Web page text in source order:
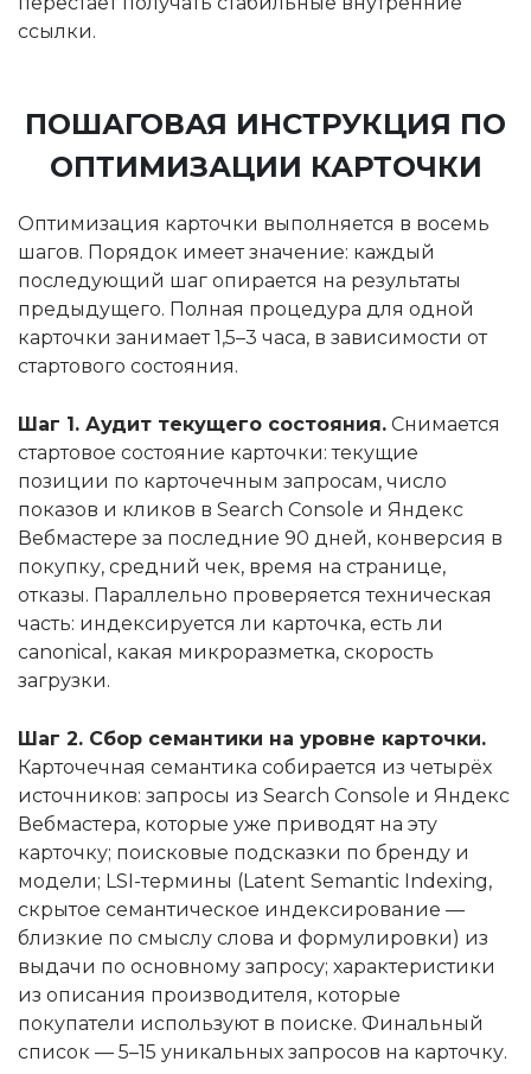
ссылки.
ПОШАГОВАЯ ИНСТРУКЦИЯ ПО
ОПТИМИЗАЦИИ КАРТОЧКИ
Оптимизация карточки выполняется в восемь
шагов. Порядок имеет значение: каждый
последующий шаг опирается на результаты
предыдущего. Полная процедура для одной
карточки занимает 1,5–3 часа, в зависимости от
стартового состояния.
Шаг 1. Аудит текущего состояния. Снимается
стартовое состояние карточки: текущие
позиции по карточечным запросам, число
показов и кликов в Search Console и Яндекс
Вебмастере за последние 90 дней, конверсия в
покупку, средний чек, время на странице,
отказы. Параллельно проверяется техническая
часть: индексируется ли карточка, есть ли
canonical, какая микроразметка, скорость
загрузки.
Шаг 2. Сбор семантики на уровне карточки.
Карточечная семантика собирается из четырёх
источников: запросы из Search Console и Яндекс
Вебмастера, которые уже приводят на эту
карточку; поисковые подсказки по бренду и
модели; LSI-термины (Latent Semantic Indexing,
скрытое семантическое индексирование —
близкие по смыслу слова и формулировки) из
выдачи по основному запросу; характеристики
из описания производителя, которые
покупатели используют в поиске. Финальный
список — 5–15 уникальных запросов на карточку.